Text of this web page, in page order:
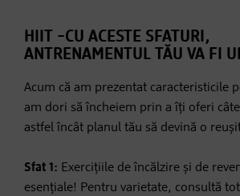
Informații suplimentare
Powered byUsercentrics
Management Platform
HIIT –CU ACESTE SFATURI,
ANTRENAMENTUL TĂU VA FI
Acum că am prezentat caracteristicile
am dori să încheiem prin a îți oferi
astfel încât planul tău să devină o
Sfat 1: Exercițiile de încălzire și de
esențiale! Pentru varietate, consultă